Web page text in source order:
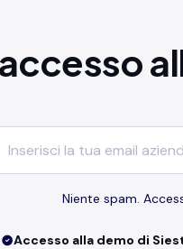
Niente spam.
Accesso alla demo di